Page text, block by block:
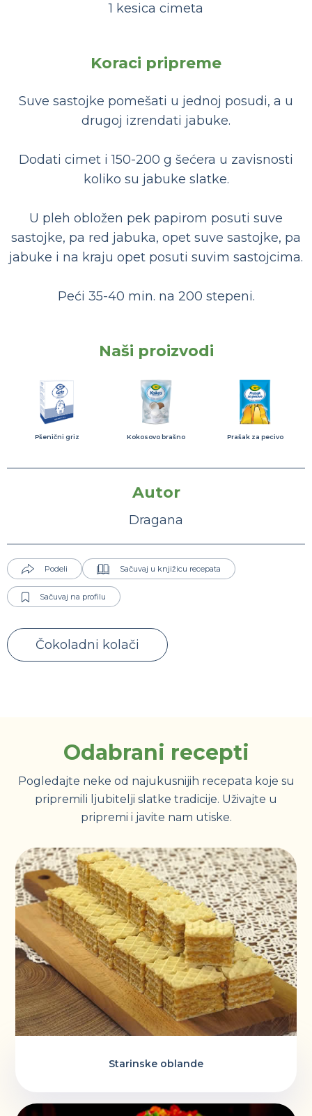
1 kesica cimeta
Koraci pripreme
Suve sastojke pomešati u jednoj posudi, a u
drugoj izrendati jabuke.
Dodati cimet i 150-200 g šećera u zavisnosti
koliko su jabuke slatke.
U pleh obložen pek papirom posuti suve
sastojke, pa red jabuka, opet suve sastojke, pa
jabuke i na kraju opet posuti suvim sastojcima.
Peći 35-40 min. na 200 stepeni.
Naši proizvodi
Pšenični griz Kokosovo brašno Prašak za pecivo
Autor
Dragana
Podeli Sačuvaj u knjižicu recepata
Sačuvaj na profilu
Čokoladni kolači
Odabrani recepti
Pogledajte neke od najukusnijih recepata koje su
pripremili ljubitelji slatke tradicije. Uživajte u
pripremi i javite nam utiske.
Starinske oblande